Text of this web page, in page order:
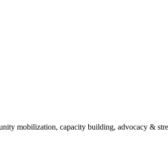
mobilization, capacity building, advocacy &